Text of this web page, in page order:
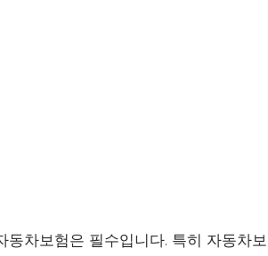
동차보험은 필수입니다. 특히 자동차